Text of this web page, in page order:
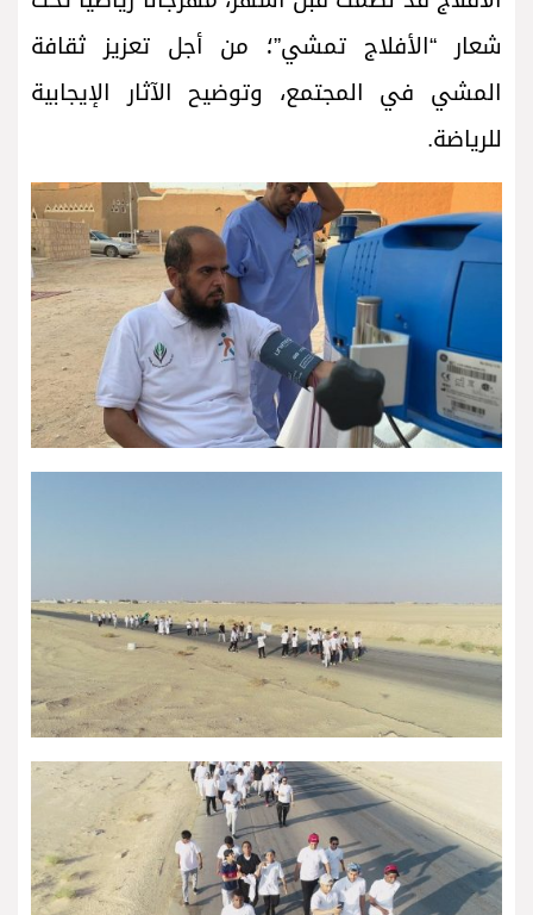
شعار “الأفلاج تمشي”؛ من أجل تعزيز ثقافة
المشي في المجتمع، وتوضيح الآثار الإيجابية
للرياضة.